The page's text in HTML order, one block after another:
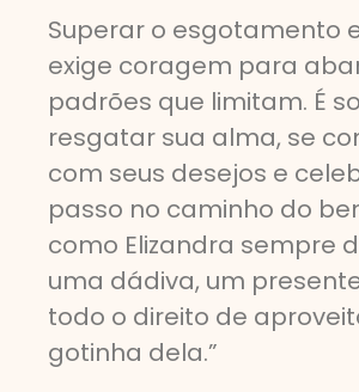
Superar o esgotamento
exige coragem para
padrões que limitam. É
resgatar sua alma, se
com seus desejos e
passo no caminho do
como Elizandra sempre
uma dádiva, um
todo o direito de
gotinha dela.”